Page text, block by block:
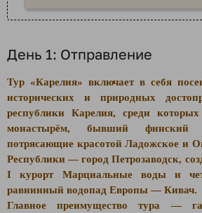
День 1: Отправление
Тур «Карелия» включает в себя
исторических и природных
республики Карелия, среди
монастырём, бывший финский
потрясающие красотой Ладожское и
Республики — город Петрозаводск,
I курорт Марциальные воды и
равнинный водопад Европы — Кивач.
Главное преимущество тура —